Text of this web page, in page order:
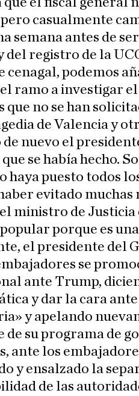
casualmente
semana antes de
del registro de la
cenagal, podemos
ramo a investigar
que no se han
de Valencia y
nuevo el
se había hecho.
haya puesto todos
evitado muchas
ministro de
porque es
el presidente del
se
ante Trump,
y dar la cara
y apelando
de su programa de
ante los
y ensalzado la
de las